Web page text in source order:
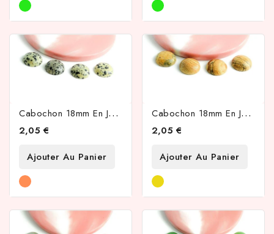
C
Abochon 18mm En Jaspe Dalmatien Naturelle
2,05 €
Ajouter Au Panier
C
Abochon 18mm En Jaspe Paysage Naturelle
2,05 €
Ajouter Au Panier